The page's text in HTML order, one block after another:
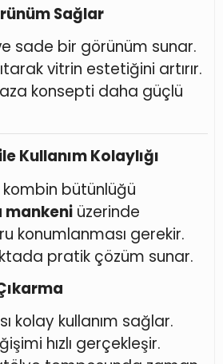
Sağlar
sade bir görünüm sunar.
vitrin estetiğini artırır.
konsepti daha güçlü
Kullanım Kolaylığı
bütünlüğü
mankeni üzerinde
konumlanması gerekir.
pratik çözüm sunar.
kolay kullanım sağlar.
hızlı gerçekleşir.